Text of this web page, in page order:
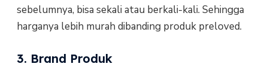
sebelumnya, bisa sekali atau berkali-kali. Sehingga
harganya lebih murah dibanding produk preloved.
3. Brand Produk